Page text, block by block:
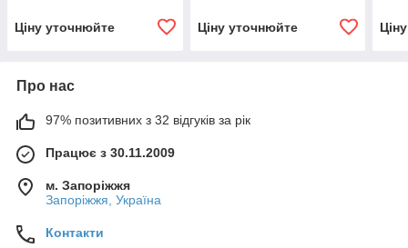
Ціну уточнюйте Ціну уточнюйте
Про нас
97% позитивних з 32 відгуків за рік
Працює з 30.11.2009
м. Запоріжжя
Запоріжжя, Україна
Контакти